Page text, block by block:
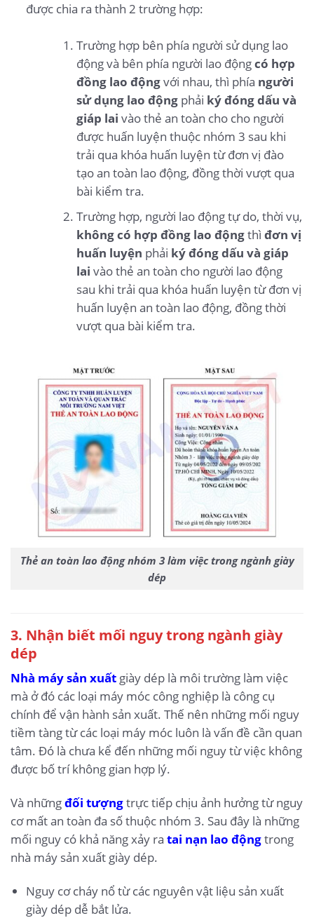
được chia ra thành 2 trường hợp:
Trường hợp bên phía người sử dụng lao
động và bên phía người lao độngcó hợp
đồng lao độngvới nhau, thì phía người
sử dụng lao động phải ký đóng dấu và
giáp lai vào thẻ an toàn cho cho người
được huấn luyện thuộc nhóm 3 sau khi
trải qua khóa huấn luyện từ đơn vị đào
tạo an toàn lao động, đồng thời vượt qua
bài kiểm tra.
Trường hợp, người lao động tự do, thời vụ,
không có hợp đồng lao độngthìđơn vị
huấn luyện phải ký đóng dấu và giáp
lai vào thẻ an toàn cho người lao động
sau khi trải qua khóa huấn luyện từ đơn vị
huấn luyện an toàn lao động, đồng thời
vượt qua bài kiểm tra.
Thẻ an toàn lao động nhóm 3 làm việc trong ngành giày
dép
3. Nhận biết mối nguy trong ngành giày
dép
Nhà máy sản xuất giày dép là môi trường làm việc
mà ở đó các loại máy móc công nghiệp là công cụ
chính để vận hành sản xuất. Thế nên những mối nguy
tiềm tàng từ các loại máy móc luôn là vấn đề cần quan
tâm. Đó là chưa kể đến những mối nguy từ việc không
được bố trí không gian hợp lý.
Và nhữngđối tượngtrực tiếp chịu ảnh hưởng từ nguy
cơ mất an toàn đa số thuộc nhóm 3. Sau đây là những
mối nguy có khả năng xảy ra tai nạn lao độngtrong
nhà máy sản xuất giày dép.
Nguy cơ cháy nổ từ các nguyên vật liệu sản xuất
giày dép dễ bắt lửa.